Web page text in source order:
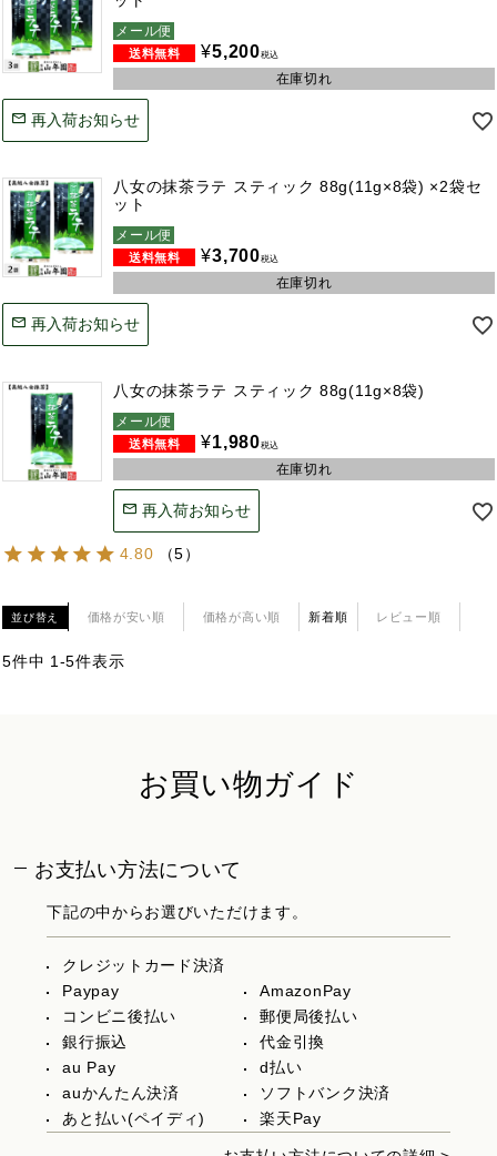
メール便
¥5,200税込
在庫切れ
再入荷お知らせ
八女の抹茶ラテ スティック 88g(11g×8袋) ×2袋セ
ット
メール便
¥3,700税込
在庫切れ
再入荷お知らせ
八女の抹茶ラテ スティック 88g(11g×8袋)
メール便
¥1,980税込
在庫切れ
再入荷お知らせ
4.80 （5）
並び替え 価格が安い順 価格が高い順 新着順 レビュー順
5件中 1-5件表示
お買い物ガイド
お支払い方法について
下記の中からお選びいただけます。
クレジットカード決済
Paypay
AmazonPay
コンビニ後払い
郵便局後払い
銀行振込
代金引換
au Pay
d払い
auかんたん決済
ソフトバンク決済
あと払い(ペイディ)
楽天Pay